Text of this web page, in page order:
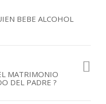
BEBE ALCOHOL
MATRIMONIO
DEL PADRE ?